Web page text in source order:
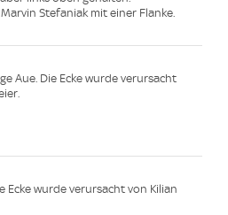
Stefaniak mit einer Flanke.
Aue. Die Ecke wurde verursacht
Ecke wurde verursacht von Kilian